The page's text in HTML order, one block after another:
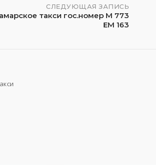
СЛЕДУЮЩАЯ ЗАПИСЬ
такси гос.номер М 773
ЕМ 163